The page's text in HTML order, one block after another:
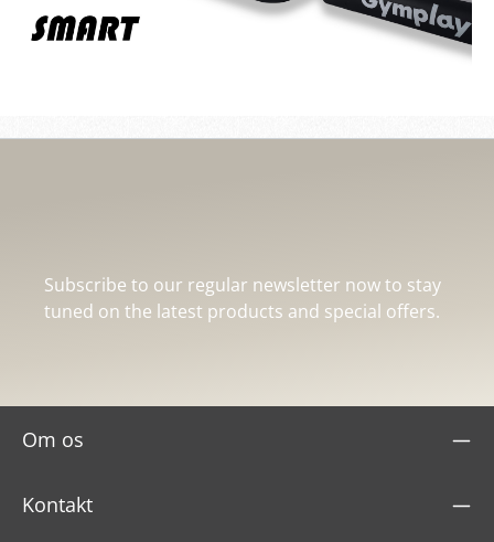
Subscribe to our regular newsletter now to stay
tuned on the latest products and special offers.
Om os
Kontakt